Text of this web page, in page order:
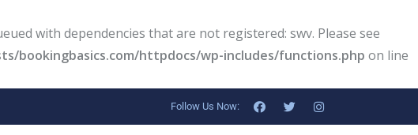
with dependencies that are not registered: swv. Please see
bookingbasics.com/httpdocs/wp-includes/functions.php on line
Follow Us Now: